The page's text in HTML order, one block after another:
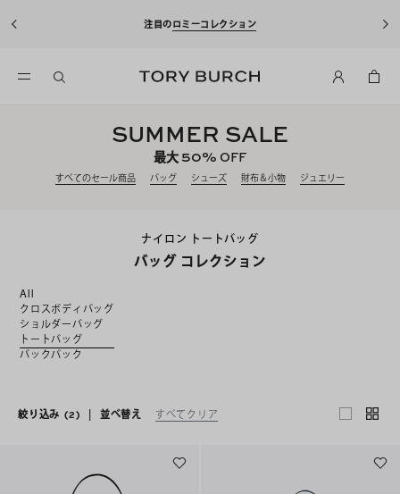
注目のロミーコレクション
SUMMER SALE
最大50% OFF
すべてのセール商品 バッグ シューズ 財布＆小物 ジュエリー
ナイロン トートバッグ
バッグ コレクション
All
クロスボディバッグ
ショルダーバッグ
トートバッグ
バックパック
絞り込み (2) | 並べ替え すべてクリア